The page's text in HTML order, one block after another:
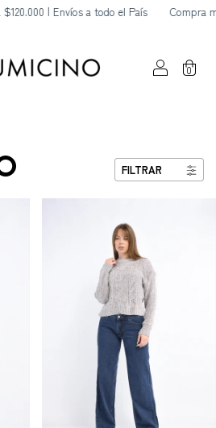
a todo el País Compra mínima $120.000
0
FILTRAR